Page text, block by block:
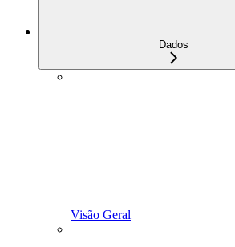
Dados
Visão Geral